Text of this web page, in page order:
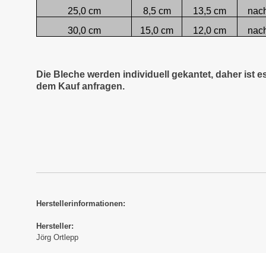
25,0 cm
8,5 cm 13,5 cm
30,0 cm
15,0 cm 12,0 cm
Die Bleche werden individuell gekantet, daher ist
dem Kauf anfragen.
Herstellerinformationen:
Hersteller:
Jörg Ortlepp